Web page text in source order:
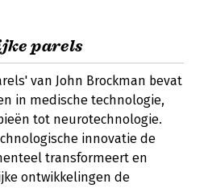
parels
van John Brockman bevat
in medische technologie,
tot neurotechnologie.
innovatie de
transformeert en
ontwikkelingen de